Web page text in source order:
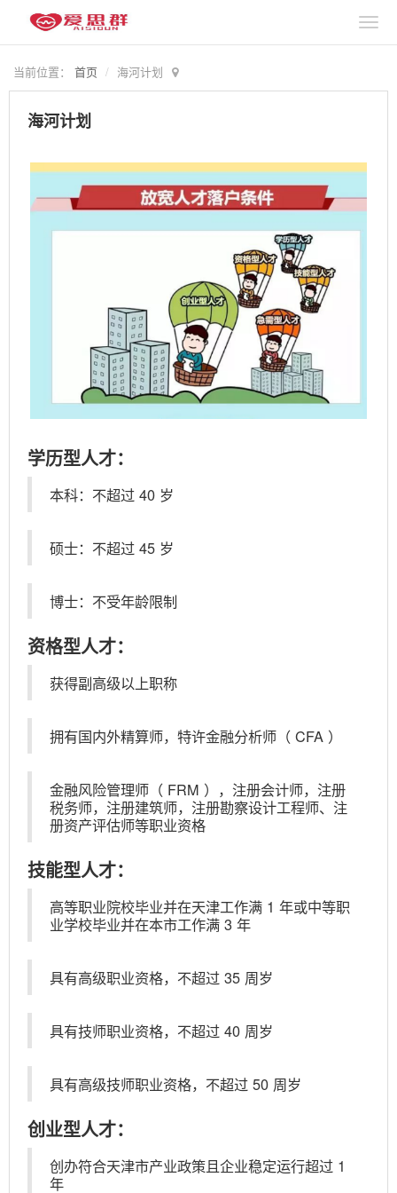
当前位置： 首页 海河计划
海河计划
学历型人才：
本科：不超过 40 岁
硕士：不超过 45 岁
博士：不受年龄限制
资格型人才：
获得副高级以上职称
拥有国内外精算师，特许金融分析师（ CFA ）
金融风险管理师（ FRM ），注册会计师，注册
税务师，注册建筑师，注册勘察设计工程师、注
册资产评估师等职业资格
技能型人才：
高等职业院校毕业并在天津工作满 1 年或中等职
业学校毕业并在本市工作满 3 年
具有高级职业资格，不超过 35 周岁
具有技师职业资格，不超过 40 周岁
具有高级技师职业资格，不超过 50 周岁
创业型人才：
创办符合天津市产业政策且企业稳定运行超过 1
年